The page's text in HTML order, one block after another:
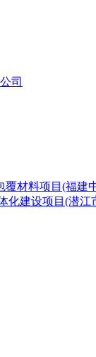
司
覆材料项目(福建
化建设项目(潜江